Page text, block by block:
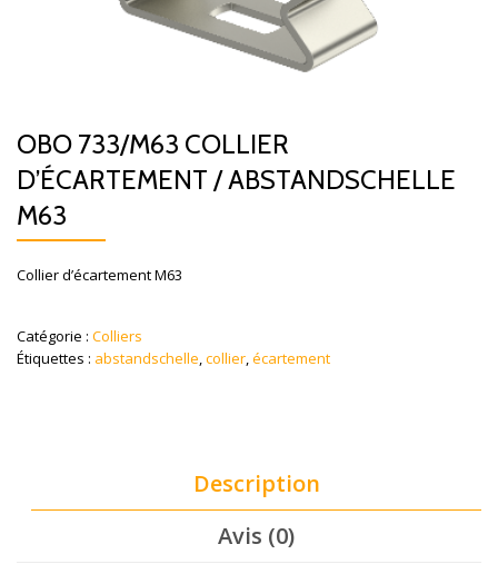
OBO 733/M63 COLLIER
D’ÉCARTEMENT / ABSTANDSCHELLE
M63
Collier d’écartement M63
Catégorie : Colliers
Étiquettes : abstandschelle,collier,écartement
Description
Avis (0)